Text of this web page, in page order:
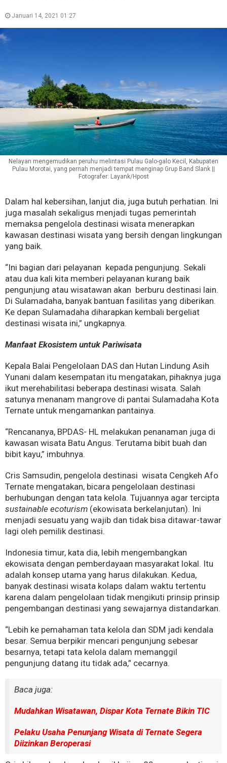
Januari 14, 2021 01:27
Nelayan mengemudikan peruhu melintasi Pulau Galo-galo Kecil, Kabupaten
Pulau Morotai, yang pernah menjadi tempat menginap Grup Band Slank ||
Fotografer: Layank/Hpost
Dalam hal kebersihan, lanjut dia, juga butuh perhatian. Ini
juga masalah sekaligus menjadi tugas pemerintah
memaksa pengelola destinasi wisata menerapkan
kawasan destinasi wisata yang bersih dengan lingkungan
yang baik.
“Ini bagian dari pelayanan kepada pengunjung. Sekali
atau dua kali kita memberi pelayanan kurang baik
pengunjung atau wisatawan akan berburu destinasi lain.
Di Sulamadaha, banyak bantuan fasilitas yang diberikan.
Ke depan Sulamadaha diharapkan kembali bergeliat
destinasi wisata ini,” ungkapnya.
Manfaat Ekosistem untuk Pariwisata
Kepala Balai Pengelolaan DAS dan Hutan Lindung Asih
Yunani dalam kesempatan itu mengatakan, pihaknya juga
ikut merehabilitasi beberapa destinasi wisata. Salah
satunya menanam mangrove di pantai Sulamadaha Kota
Ternate untuk mengamankan pantainya.
“Rencananya, BPDAS- HL melakukan penanaman juga di
kawasan wisata Batu Angus. Terutama bibit buah dan
bibit kayu,” imbuhnya.
Cris Samsudin, pengelola destinasi wisata Cengkeh Afo
Ternate mengatakan, bicara pengelolaan destinasi
berhubungan dengan tata kelola. Tujuannya agar tercipta
sustainable ecoturism (ekowisata berkelanjutan). Ini
menjadi sesuatu yang wajib dan tidak bisa ditawar-tawar
lagi oleh pemilik destinasi.
Indonesia timur, kata dia, lebih mengembangkan
ekowisata dengan pemberdayaan masyarakat lokal. Itu
adalah konsep utama yang harus dilakukan. Kedua,
banyak destinasi wisata kolaps dalam waktu tertentu
karena dalam pengelolaan tidak mengikuti prinsip prinsip
pengembangan destinasi yang sewajarnya distandarkan.
“Lebih ke pemahaman tata kelola dan SDM jadi kendala
besar. Semua berpikir mencari pengunjung sebesar
besarnya, tetapi tata kelola dalam memanggil
pengunjung datang itu tidak ada,” cecarnya.
Baca juga:
Mudahkan Wisatawan, Dispar Kota Ternate Bikin TIC
Pelaku Usaha Penunjang Wisata di Ternate Segera
Diizinkan Beroperasi